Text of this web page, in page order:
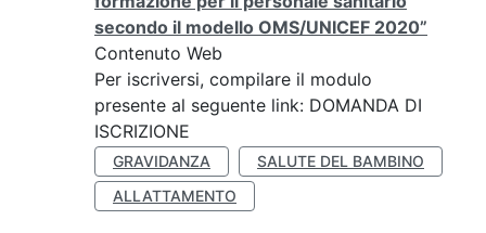
secondo il modello OMS/UNICEF 2020”
Contenuto Web
Per iscriversi, compilare il modulo
presente al seguente link: DOMANDA DI
ISCRIZIONE
GRAVIDANZA
SALUTE DEL BAMBINO
ALLATTAMENTO